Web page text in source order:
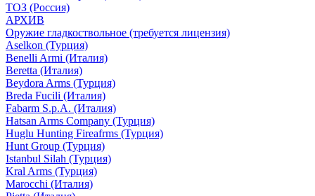
ТОЗ (Россия)
АРХИВ
Оружие гладкоствольное (требуется лицензия)
Aselkon (Турция)
Benelli Armi (Италия)
Beretta (Италия)
Beydora Arms (Турция)
Breda Fucili (Италия)
Fabarm S.p.A. (Италия)
Hatsan Arms Company (Турция)
Huglu Hunting Fireafrms (Турция)
Hunt Group (Турция)
Istanbul Silah (Турция)
Kral Arms (Турция)
Marocchi (Италия)